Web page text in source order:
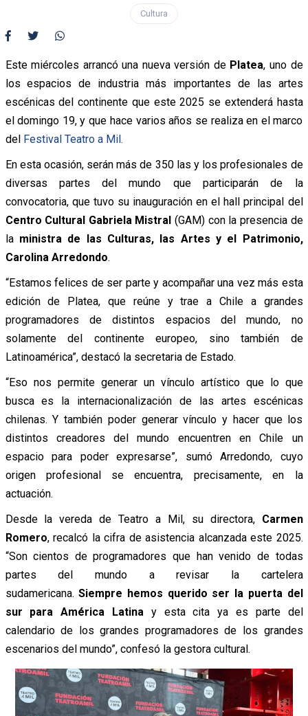
Cultura
Este miércoles arrancó una nueva versión de Platea, uno de
los espacios de industria más importantes de las artes
escénicas del continente que este 2025 se extenderá hasta
el domingo 19, y que hace varios años se realiza en el marco
del Festival Teatro a Mil.
En esta ocasión, serán más de 350 las y los profesionales de
diversas partes del mundo que participarán de la
convocatoria, que tuvo su inauguración en el hall principal del
Centro Cultural Gabriela Mistral (GAM) con la presencia de
la ministra de las Culturas, las Artes y el Patrimonio,
Carolina Arredondo.
“Estamos felices de ser parte y acompañar una vez más esta
edición de Platea, que reúne y trae a Chile a grandes
programadores de distintos espacios del mundo, no
solamente del continente europeo, sino también de
Latinoamérica”, destacó la secretaria de Estado.
“Eso nos permite generar un vínculo artístico que lo que
busca es la internacionalización de las artes escénicas
chilenas. Y también poder generar vínculo y hacer que los
distintos creadores del mundo encuentren en Chile un
espacio para poder expresarse”, sumó Arredondo, cuyo
origen profesional se encuentra, precisamente, en la
actuación.
Desde la vereda de Teatro a Mil, su directora, Carmen
Romero, recalcó la cifra de asistencia alcanzada este 2025.
“Son cientos de programadores que han venido de todas
partes del mundo a revisar la cartelera
sudamericana.Siempre hemos querido ser la puerta del
sur para América Latina y esta cita ya es parte del
calendario de los grandes programadores de los grandes
escenarios del mundo”, confesó la gestora cultural.